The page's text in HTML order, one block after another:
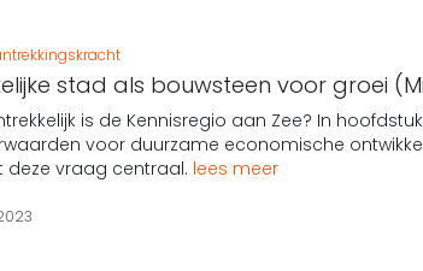
stad als bouwsteen voor groei
is de Kennisregio aan Zee? In
voor duurzame economische
deze vraag centraal. lees meer